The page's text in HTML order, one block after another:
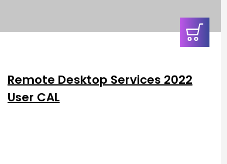
Remote Desktop Services 2022
User CAL
In den
Warenkorb